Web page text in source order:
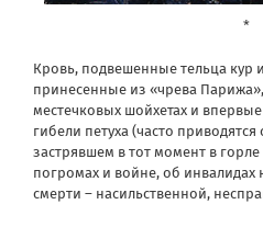
*
Кровь, подвешенные тельца кур
принесенные из «чрева Парижа»,
местечковых шойхетах и
гибели петуха (часто
застрявшем в тот момент в
погромах и войне, об инвалидах
смерти – насильственной,